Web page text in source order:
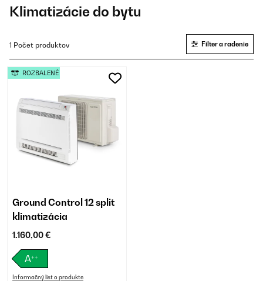
Klimatizácie do bytu
1 Počet produktov Filter a radenie
Ground Control 12 split
klimatizácia
1.160,00 €
A++
Informačný list o produkte
ROZBALENÉ